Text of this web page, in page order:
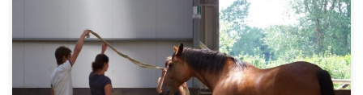
L'Institut de Formation en Equithérapie propose une formation longue préparant à
l'exercice du métier d'équithérapeute. Cette formation comprend 420 heures